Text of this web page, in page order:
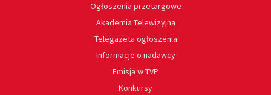
Ogłoszenia przetargowe
Akademia Telewizyjna
Telegazeta ogłoszenia
Informacje o nadawcy
Emisja w TVP
Konkursy